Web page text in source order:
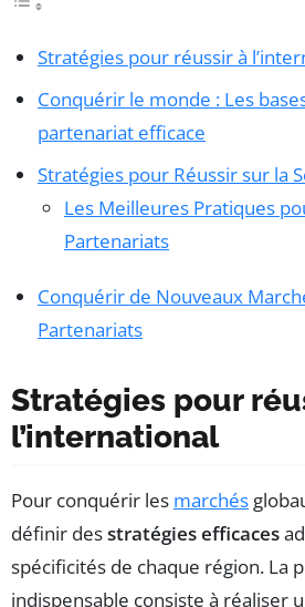
Stratégies pour réussir à
Conquérir le monde : Les
partenariat efficace
Stratégies pour Réussir sur la
Les Meilleures Pratiques
Partenariats
Conquérir de Nouveaux
Partenariats
Stratégies pour
l’international
Pour conquérir les marchés
définir desstratégies efficaces
spécificités de chaque région. La
indispensable consiste à réaliser